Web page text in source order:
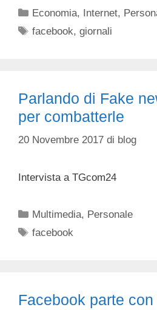
Categorie
Economia, Internet,
Tag
facebook,giornali
Parlando di Fake
per combatterle
20 Novembre 2017 di blog
Intervista a TGcom24
Categorie
Multimedia, Personale
Tag
facebook
Facebook parte